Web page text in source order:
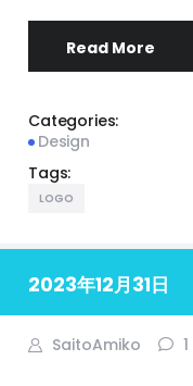
Read More
Categories:
Design
Tags:
LOGO
2023年12月31日
SaitoAmiko 1